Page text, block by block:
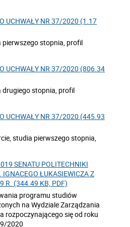
UCHWAŁY NR 37/2020 (1.17
pierwszego stopnia, profil
UCHWAŁY NR 37/2020 (806.34
drugiego stopnia, profil
UCHWAŁY NR 37/2020 (445.93
studia pierwszego stopnia,
SENATU POLITECHNIKI
IGNACEGO ŁUKASIEWICZA Z
R. (344.49 KB, PDF)
programu studiów
na Wydziale Zarządzania
rozpoczynającego się od roku
2020